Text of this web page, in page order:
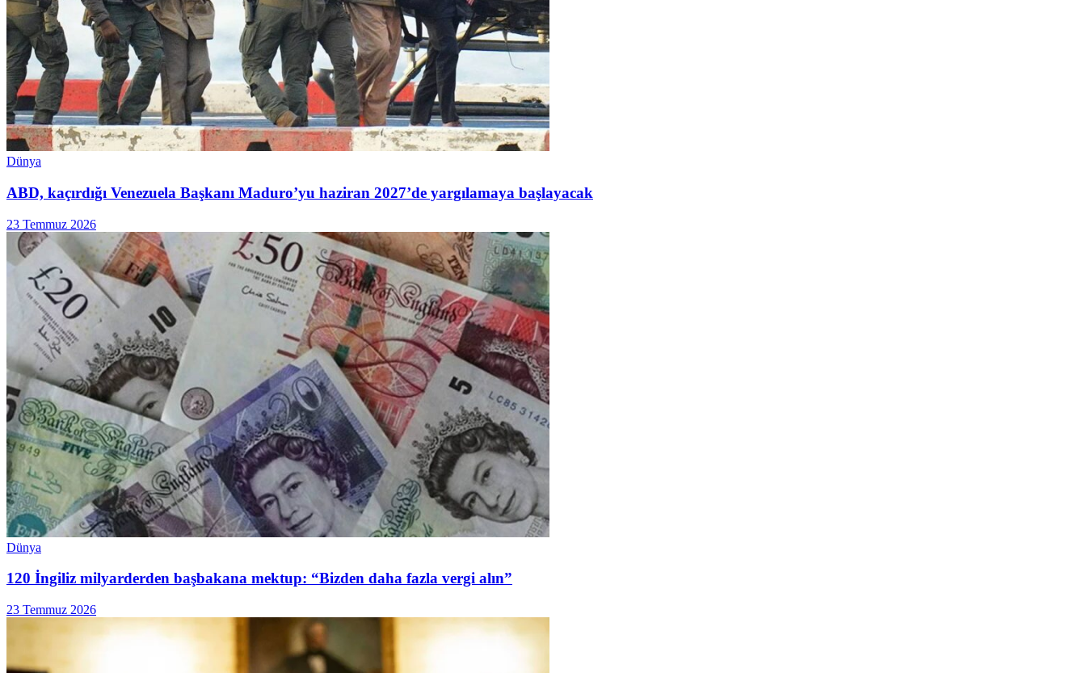
Dünya
ABD, kaçırdığı Venezuela Başkanı Maduro’yu haziran 2027’de yargılamaya başlayacak
23 Temmuz 2026
Dünya
120 İngiliz milyarderden başbakana mektup: “Bizden daha fazla vergi alın”
23 Temmuz 2026